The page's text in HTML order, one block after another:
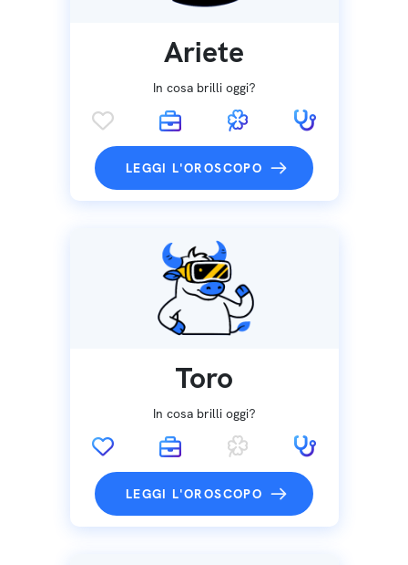
Ariete
In cosa brilli oggi?
LEGGI L'OROSCOPO
Toro
In cosa brilli oggi?
LEGGI L'OROSCOPO